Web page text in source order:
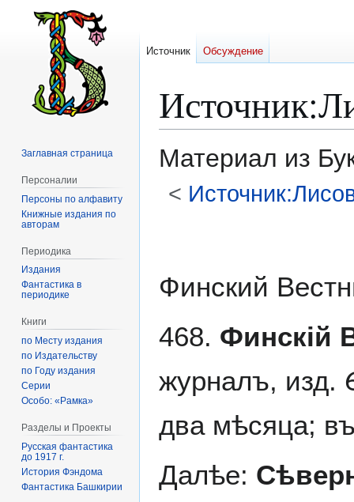
Источник:
Материал из
<
Финский
468. Финскій
журналъ, изд.
два мѣсяца;
Далѣе:
Источник Обсуждение
Заглавная страница
Персоналии
Персоны по алфавиту
Книжные издания по
авторам
Периодика
Издания
Фантастика в
периодике
Книги
по Месту издания
по Издательству
по Году издания
Серии
Особо: «Рамка»
Разделы и Проекты
Русская фантастика
до 1917 г.
История Фэндома
Фантастика Башкирии